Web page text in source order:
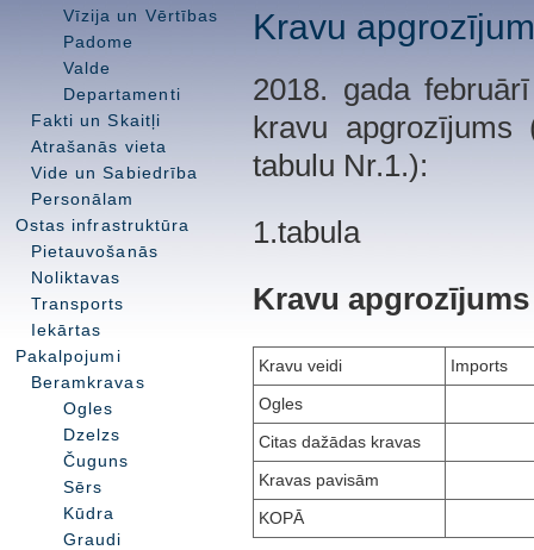
Vīzija un Vērtības
Padome
Valde
Departamenti
Fakti un Skaitļi
Atrašanās vieta
Vide un Sabiedrība
Personālam
Ostas infrastruktūra
Pietauvošanās
Noliktavas
Transports
Iekārtas
Pakalpojumi
Beramkravas
Ogles
Dzelzs
Čuguns
Sērs
Kūdra
Graudi
Kravu
2018. gada
kravu
tabulu Nr.1.):
1.tabula
Kravu
Kravu veidi
Imports
Ogles
Citas dažādas kravas
Kravas pavisām
KOPĀ